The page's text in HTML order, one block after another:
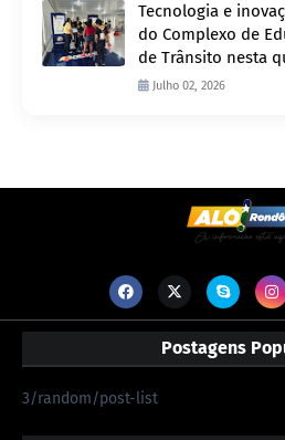
Tecnologia e
do Complexo de
de Trânsito nesta
Julho 02, 2026
Postagens
3/random/post-list